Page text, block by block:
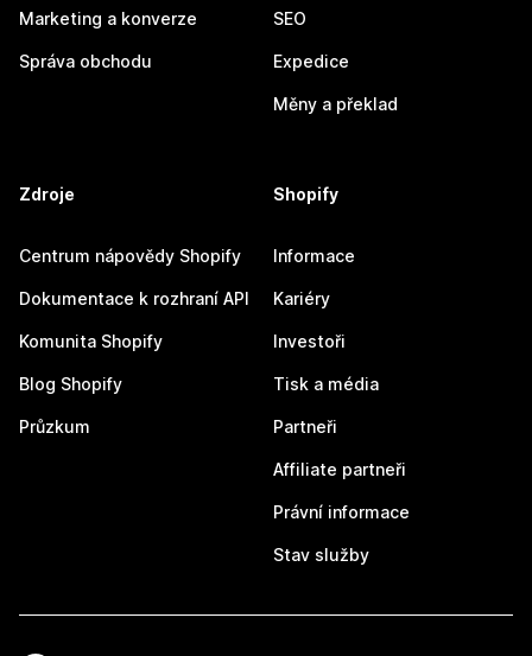
Marketing a konverze
Správa obchodu
SEO
Expedice
Měny a překlad
Zdroje
Centrum nápovědy Shopify
Dokumentace k rozhraní API
Komunita Shopify
Blog Shopify
Průzkum
Shopify
Informace
Kariéry
Investoři
Tisk a média
Partneři
Affiliate partneři
Právní informace
Stav služby